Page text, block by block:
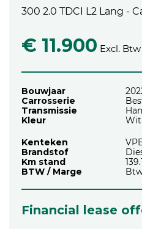
300 2.0 TDCI L2 Lang -
€ 11.900 Excl. Btw
Bouwjaar
Carrosserie
Transmissie
Kleur
Wit
Kenteken
Brandstof
Km stand
BTW / Marge
Financial lease